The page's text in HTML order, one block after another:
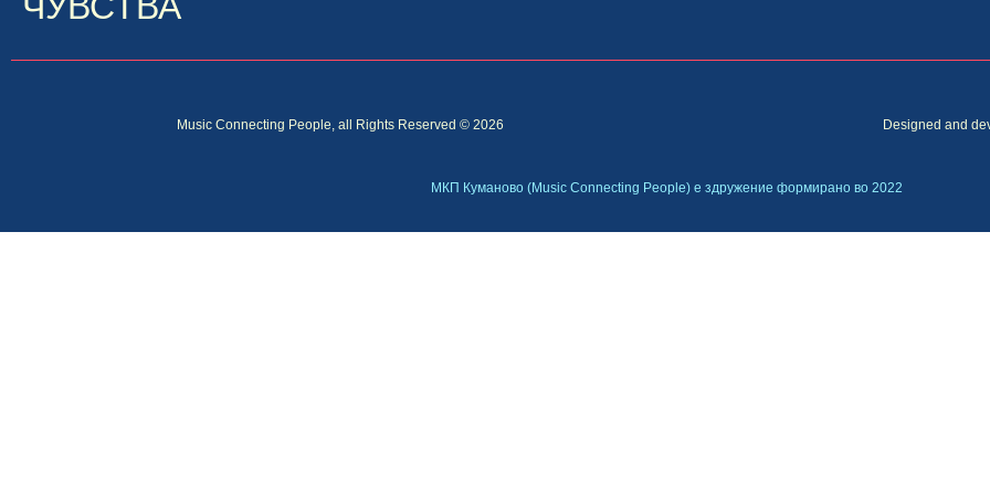
Music Connecting People, all Rights Reserved © 2026 Designed and
МКП Куманово (Music Connecting People) е здружение формирано во 2022